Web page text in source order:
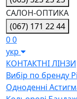
САЛОН-ОПТИКА
(067) 171 22 44
00
укр
КОНТАКТНІ ЛІНЗИ
Вибiр по бренду
Одноденні